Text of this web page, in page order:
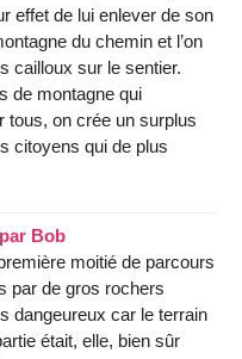
effet de lui enlever de son
du chemin et l’on
cailloux sur le sentier.
de montagne qui
tous, on crée un surplus
citoyens qui de plus
par Bob
moitié de parcours
par de gros rochers
dangeureux car le terrain
était, elle, bien sûr